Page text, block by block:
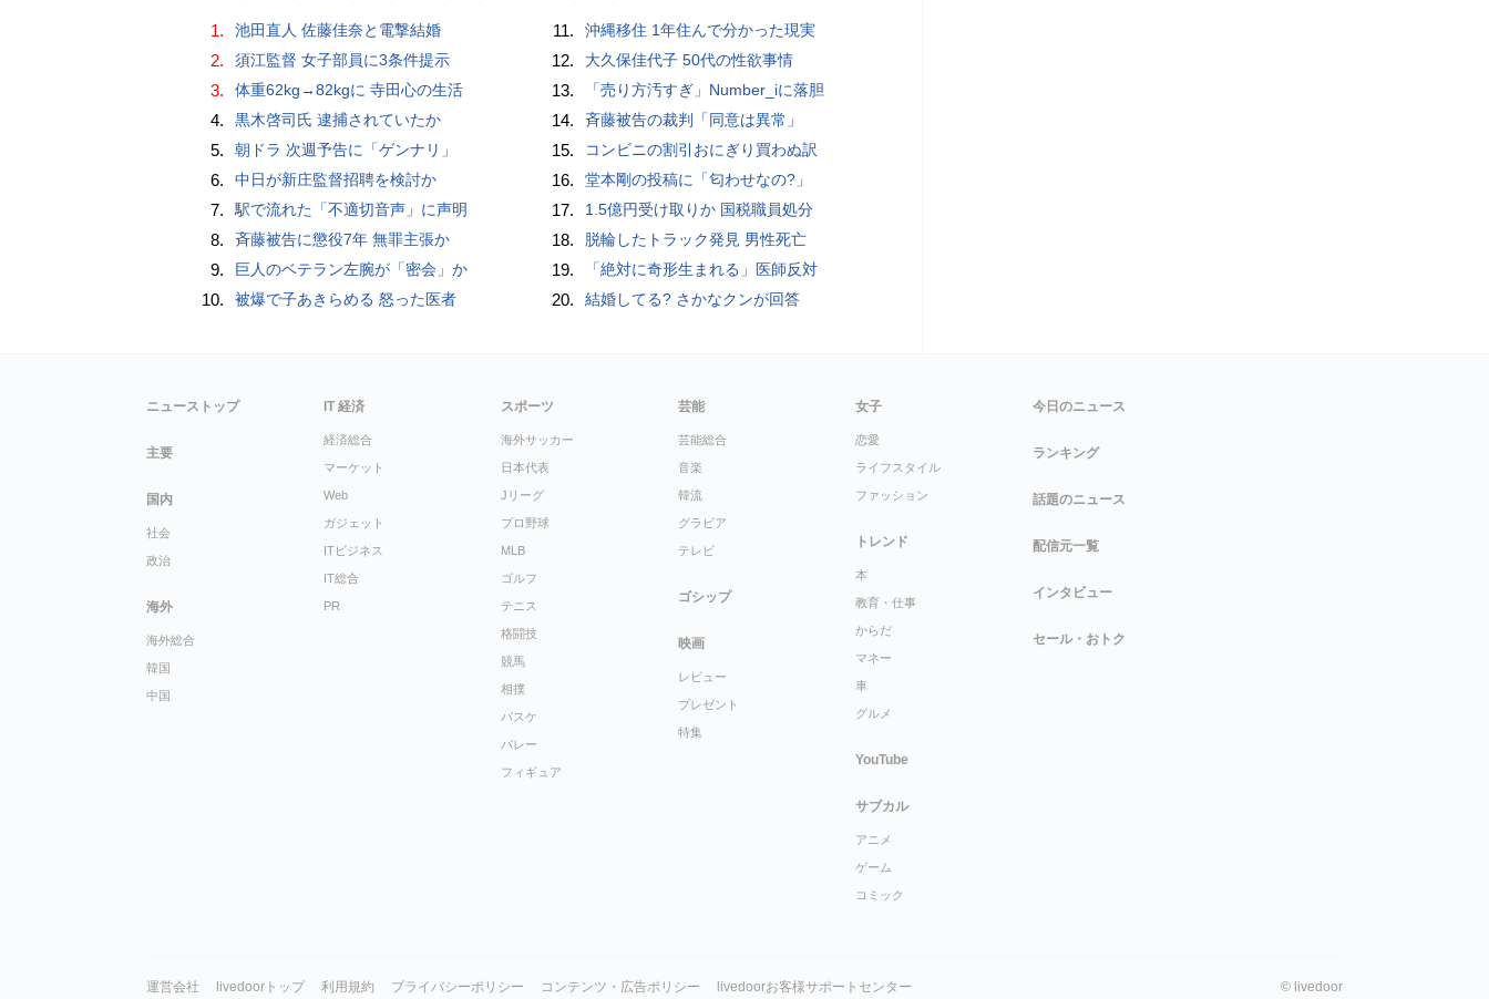
1. 池田直人 佐藤佳奈と電撃結婚
2. 須江監督 女子部員に3条件提示
3. 体重62kg→82kgに 寺田心の生活
4. 黒木啓司氏 逮捕されていたか
5. 朝ドラ 次週予告に「ゲンナリ」
6. 中日が新庄監督招聘を検討か
7. 駅で流れた「不適切音声」に声明
8. 斉藤被告に懲役7年 無罪主張か
9. 巨人のベテラン左腕が「密会」か
10. 被爆で子あきらめる 怒った医者
11. 沖縄移住 1年住んで分かった現実
12. 大久保佳代子 50代の性欲事情
13. 「売り方汚すぎ」Number_iに落胆
14. 斉藤被告の裁判「同意は異常」
15. コンビニの割引おにぎり買わぬ訳
16. 堂本剛の投稿に「匂わせなの?」
17. 1.5億円受け取りか 国税職員処分
18. 脱輪したトラック発見 男性死亡
19. 「絶対に奇形生まれる」医師反対
20. 結婚してる? さかなクンが回答
ニューストップ
主要
国内
社会
政治
海外
海外総合
韓国
中国
IT 経済
経済総合
マーケット
Web
ガジェット
ITビジネス
IT総合
PR
スポーツ
海外サッカー
日本代表
Jリーグ
プロ野球
MLB
ゴルフ
テニス
格闘技
競馬
相撲
バスケ
バレー
フィギュア
芸能
芸能総合
音楽
韓流
グラビア
テレビ
ゴシップ
映画
レビュー
プレゼント
特集
女子
恋愛
ライフスタイル
ファッション
トレンド
本
教育・仕事
からだ
マネー
車
グルメ
YouTube
サブカル
アニメ
ゲーム
コミック
今日のニュース
ランキング
話題のニュース
配信元一覧
インタビュー
セール・おトク
運営会社 livedoorトップ 利用規約 プライバシーポリシー コンテンツ・広告ポリシー livedoorお客様サポートセンター © livedoor